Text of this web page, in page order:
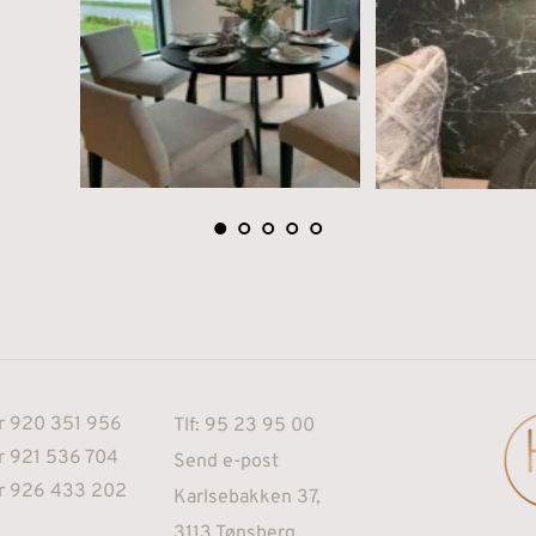
920 351 956
921 536 704
926 433 202
Tlf: 95 23 95 00
Send e-post
Karlsebakken 37,